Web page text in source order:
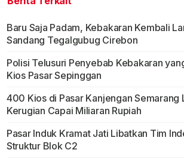
Baru Saja Padam, Kebakaran Kembali
Sandang Tegalgubug Cirebon
Polisi Telusuri Penyebab Kebakaran
Kios Pasar Sepinggan
400 Kios di Pasar Kanjengan Semarang
Kerugian Capai Miliaran Rupiah
Pasar Induk Kramat Jati Libatkan Tim
Struktur Blok C2